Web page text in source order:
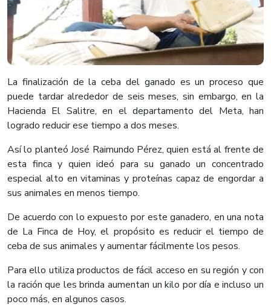
La finalización de la ceba del ganado es un proceso que
puede tardar alrededor de seis meses, sin embargo, en la
Hacienda El Salitre, en el departamento del Meta, han
logrado reducir ese tiempo a dos meses.
Así lo planteó José Raimundo Pérez, quien está al frente de
esta finca y quien ideó para su ganado un concentrado
especial alto en vitaminas y proteínas capaz de engordar a
sus animales en menos tiempo.
De acuerdo con lo expuesto por este ganadero, en una nota
de La Finca de Hoy, el propósito es reducir el tiempo de
ceba de sus animales y aumentar fácilmente los pesos.
Para ello utiliza productos de fácil acceso en su región y con
la ración que les brinda aumentan un kilo por día e incluso un
poco más, en algunos casos.